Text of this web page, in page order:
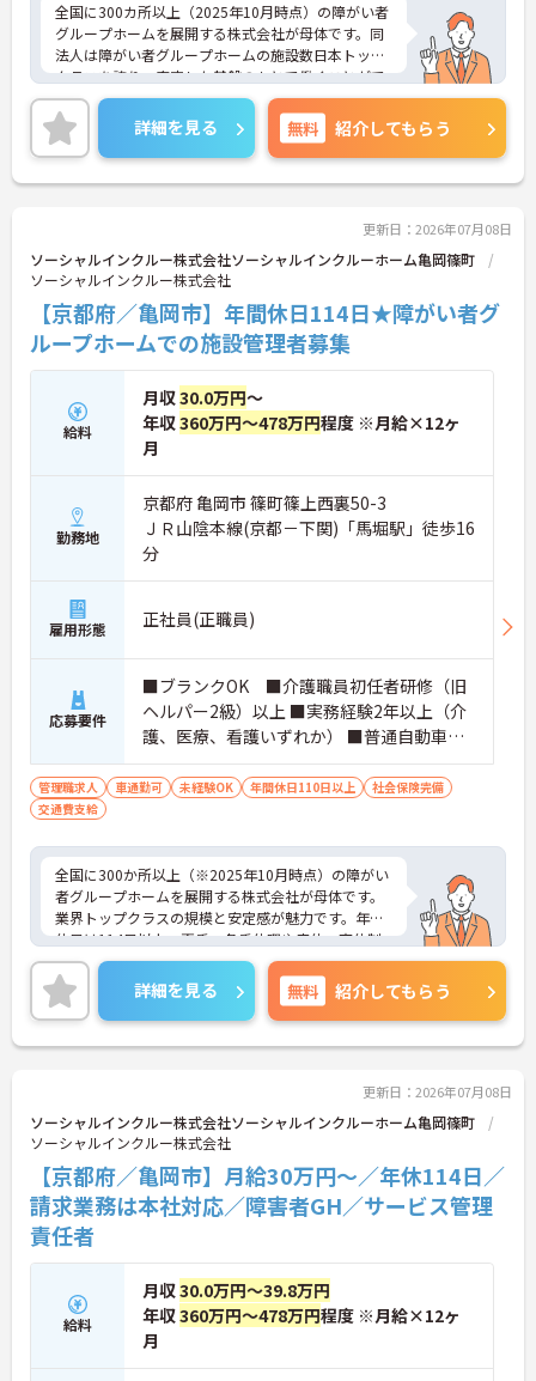
全国に300カ所以上（2025年10月時点）の障がい者
グループホームを展開する株式会社が母体です。同
法人は障がい者グループホームの施設数日本トップ
クラスを誇り、安定した基盤のもとで働くことがで
きます。 週2日～、勤務時間は調整可能、平日のみ
の勤務もご相談いただけます。子育て中の方も多数
活躍されているなど、ライフスタイルに合わせた柔
軟な働き方が実現できる環境です。20代から60代ま
で幅広い年代のスタッフが在籍しており、風通しの
社員登用制度も用意されています。資格を活かし、
ワークライフバランスを大切にしながら長期的にキ
ャリアを築きたい方におすすめです。 ご興味のある
方は詳細等をお伝えしますので、お気軽にお問い合
わせください。
詳細を見る 無料 紹介してもらう
更新日：2026年07月08日
ソーシャルインクルー株式会社ソーシャルインクルーホーム亀岡篠町
ソーシャルインクルー株式会社
【京都府／亀岡市】年間休日114日★障がい者グ
ループホームでの施設管理者募集
給料
月収30.0万円～
年収360万円～478万円程度 ※月給×12ヶ
月
勤務地
京都府 亀岡市 篠町篠上西裏50-3
ＪＲ山陰本線(京都－下関)「馬堀駅」徒歩16
分
雇用形態 正社員(正職員)
応募要件
■ブランクOK ■介護職員初任者研修（旧
ヘルパー2級）以上 ■実務経験2年以上（介
護、医療、看護いずれか） ■普通自動車運
転免許(AT限定可) ※管理業務に就かれて
いた方歓迎
管理職求人 車通勤可 未経験OK 年間休日110日以上
社会保険完備
交通費支給
全国に300か所以上（※2025年10月時点）の障がい
者グループホームを展開する株式会社が母体です。
業界トップクラスの規模と安定感が魅力です。年間
休日は114日以上、夏季・冬季休暇や産休・育休制
度もしっかり整っており、プライベートとの両立も
可能。これまでのご経験を活かし、新しいキャリア
を築きたい方、ぜひご応募ください。20代から60代
まで、幅広い年代の方が活躍できる職場です。ご興
味のある方は詳細等をお伝えしますので、お気軽に
詳細を見る 無料 紹介してもらう
更新日：2026年07月08日
ソーシャルインクルー株式会社ソーシャルインクルーホーム亀岡篠町
ソーシャルインクルー株式会社
【京都府／亀岡市】月給30万円～／年休114日／
請求業務は本社対応／障害者GH／サービス管理
責任者
給料
月収30.0万円～39.8万円
年収360万円～478万円程度 ※月給×12ヶ
月